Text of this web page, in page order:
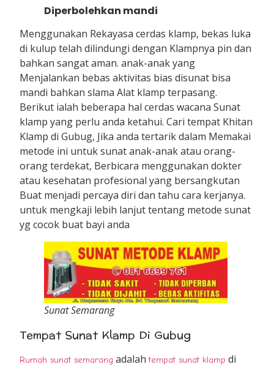
Diperbolehkan mandi
Menggunakan Rekayasa cerdas klamp, bekas luka
di kulup telah dilindungi dengan Klampnya pin dan
bahkan sangat aman. anak-anak yang
Menjalankan bebas aktivitas bias disunat bisa
mandi bahkan slama Alat klamp terpasang.
Berikut ialah beberapa hal cerdas wacana Sunat
klamp yang perlu anda ketahui. Cari tempat Khitan
Klamp di Gubug, Jika anda tertarik dalam Memakai
metode ini untuk sunat anak-anak atau orang-
orang terdekat, Berbicara menggunakan dokter
atau kesehatan profesional yang bersangkutan
Buat menjadi percaya diri dan tahu cara kerjanya.
untuk mengkaji lebih lanjut tentang metode sunat
yg cocok buat bayi anda
Sunat Semarang
Tempat Sunat Klamp Di Gubug
Rumah sunat semarang adalahtempat sunat klamp di